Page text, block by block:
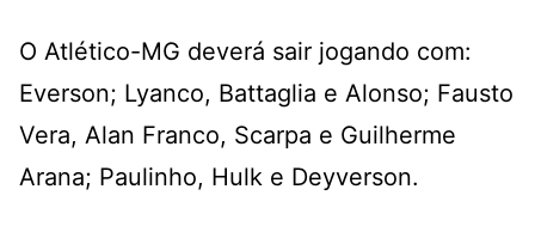
O Atlético-MG deverá sair jogando com:
Everson; Lyanco, Battaglia e Alonso; Fausto
Vera, Alan Franco, Scarpa e Guilherme
Arana; Paulinho, Hulk e Deyverson.